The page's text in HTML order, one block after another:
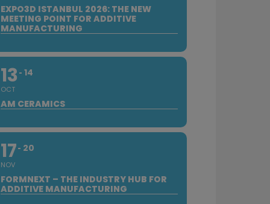
EXPO3D ISTANBUL 2026: THE NEW
MEETING POINT FOR ADDITIVE
MANUFACTURING
13
OCT
14
AM CERAMICS
17
NOV
20
FORMNEXT – THE INDUSTRY HUB FOR
ADDITIVE MANUFACTURING